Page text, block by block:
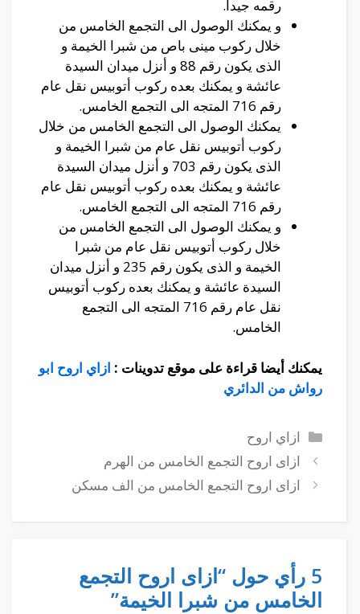
رقمه جيدا.
و يمكنك الوصول الى التجمع الخامس من
خلال ركوب مينى باص من شبرا الخيمة و
الذى يكون رقم 88 و أنزل ميدان السيدة
عائشة و يمكنك بعده ركوب أتوبيس نقل عام
رقم 716 المتجه الى التجمع الخامس.
يمكنك الوصول الى التجمع الخامس من خلال
ركوب أتوبيس نقل عام من شبرا الخيمة و
الذى يكون رقم 703 و أنزل ميدان السيدة
عائشة و يمكنك بعده ركوب أتوبيس نقل عام
رقم 716 المتجه الى التجمع الخامس.
و يمكنك الوصول الى التجمع الخامس من
خلال ركوب أتوبيس نقل عام من شبرا
الخيمة و الذى يكون رقم 235 و أنزل ميدان
السيدة عائشة و يمكنك بعده ركوب أتوبيس
نقل عام رقم 716 المتجه الى التجمع
الخامس.
يمكنك أيضا قراءة على موقع تدوينات : ازاي اروح ابو
رواش من الدائري
التصنيفات
ازاي اروح
ازاى اروح التجمع الخامس من الهرم
ازاى اروح التجمع الخامس من الف مسكن
5 رأي حول “ازاى اروح التجمع
الخامس من شبرا الخيمة”